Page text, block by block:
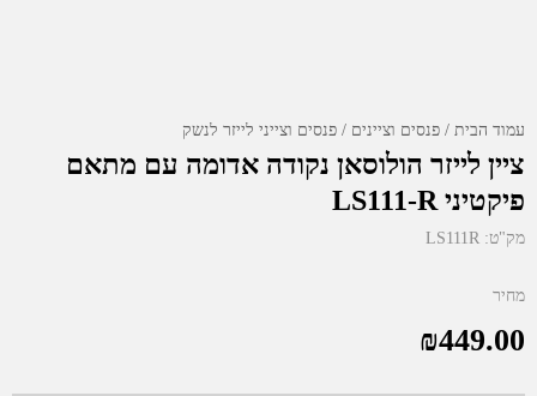
עמוד הבית פנסים וציינים פנסים וצייני לייזר לנשק
ציין לייזר הולוסאן נקודה אדומה עם מתאם
פיקטיני LS111-R
מק"ט: LS111R
מחיר
₪449.00